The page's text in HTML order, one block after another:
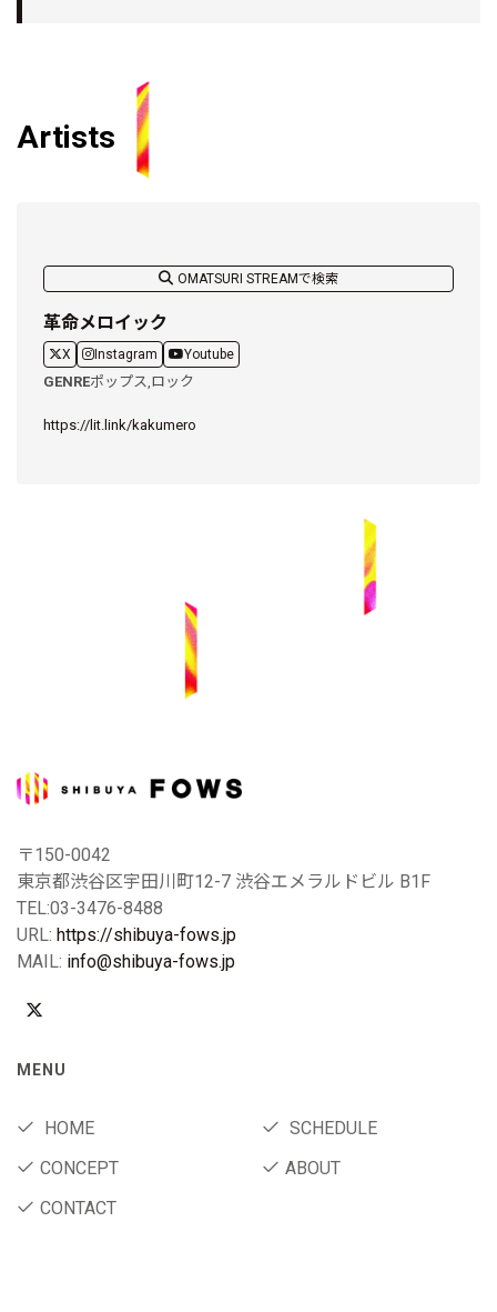
Artists
OMATSURI STREAMで検索
革命メロイック
X Instagram Youtube
GENREポップス, ロック
https://lit.link/kakumero
〒150-0042
東京都渋谷区宇田川町12-7 渋谷エメラルドビル B1F
TEL:03-3476-8488
URL: https://shibuya-fows.jp
MAIL: info@shibuya-fows.jp
MENU
HOME
SCHEDULE
CONCEPT
ABOUT
CONTACT